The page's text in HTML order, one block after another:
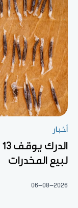
أخبار
لبيع المخدرات
06-08-2026